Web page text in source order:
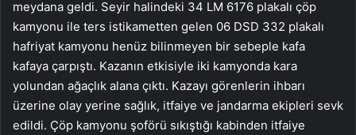
meydana geldi. Seyir halindeki 34 LM 6176 plakalı çöp
kamyonu ile ters istikametten gelen 06 DSD 332 plakalı
hafriyat kamyonu henüz bilinmeyen bir sebeple kafa
kafaya çarpıştı. Kazanın etkisiyle iki kamyonda kara
yolundan ağaçlık alana çıktı. Kazayı görenlerin ihbarı
üzerine olay yerine sağlık, itfaiye ve jandarma ekipleri sevk
edildi. Çöp kamyonu şoförü sıkıştığı kabinden itfaiye